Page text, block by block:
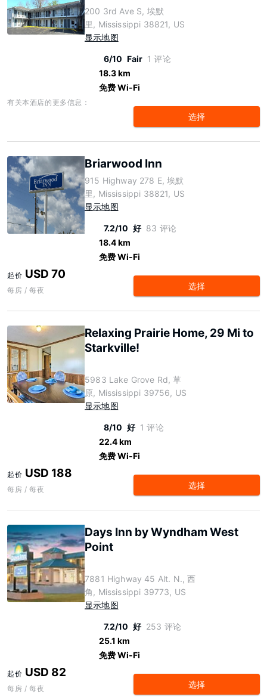
200 3rd Ave S, 埃默
里, Mississippi 38821, US
显示地图
6/10 Fair 1 评论
18.3 km
免费 Wi-Fi
有关本酒店的更多信息：
选择
Briarwood Inn
915 Highway 278 E, 埃默
里, Mississippi 38821, US
显示地图
7.2/10 好 83 评论
18.4 km
免费 Wi-Fi
起价 USD 70
每房 / 每夜 选择
Relaxing Prairie Home, 29 Mi to
Starkville!
5983 Lake Grove Rd, 草
原, Mississippi 39756, US
显示地图
8/10 好 1 评论
22.4 km
免费 Wi-Fi
起价 USD 188
每房 / 每夜 选择
Days Inn by Wyndham West
Point
7881 Highway 45 Alt. N., 西
角, Mississippi 39773, US
显示地图
7.2/10 好 253 评论
25.1 km
免费 Wi-Fi
起价 USD 82
每房 / 每夜 选择